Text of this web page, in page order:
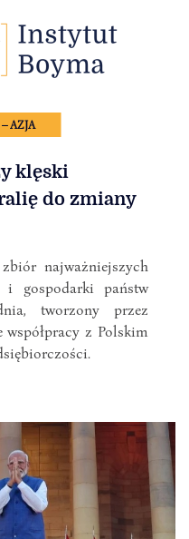
AZJA
klęski
do zmiany
najważniejszych
gospodarki państw
tworzony przez
z Polskim